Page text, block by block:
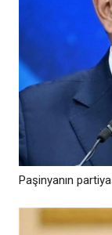
Paşinyanın